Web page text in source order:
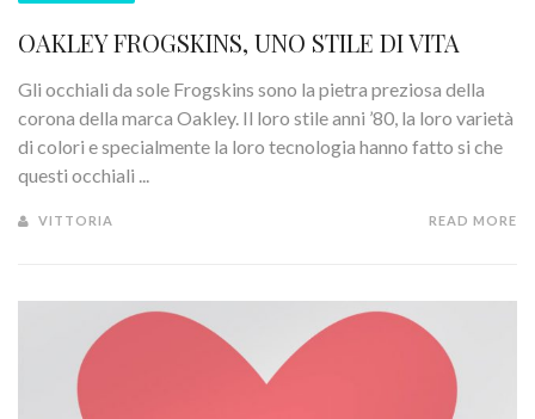
OAKLEY FROGSKINS, UNO STILE DI VITA
Gli occhiali da sole Frogskins sono la pietra preziosa della
corona della marca Oakley. Il loro stile anni ’80, la loro varietà
di colori e specialmente la loro tecnologia hanno fatto si che
questi occhiali ...
VITTORIA READ MORE